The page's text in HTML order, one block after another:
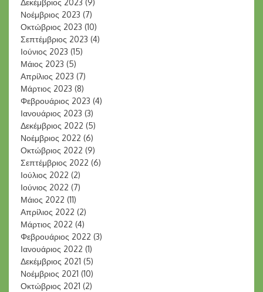
Νοέμβριος 2023 (7)
Οκτώβριος 2023 (10)
Σεπτέμβριος 2023 (4)
Ιούνιος 2023 (15)
Μάιος 2023 (5)
Απρίλιος 2023 (7)
Μάρτιος 2023 (8)
Φεβρουάριος 2023 (4)
Ιανουάριος 2023 (3)
Δεκέμβριος 2022 (5)
Νοέμβριος 2022 (6)
Οκτώβριος 2022 (9)
Σεπτέμβριος 2022 (6)
Ιούλιος 2022 (2)
Ιούνιος 2022 (7)
Μάιος 2022 (11)
Απρίλιος 2022 (2)
Μάρτιος 2022 (4)
Φεβρουάριος 2022 (3)
Ιανουάριος 2022 (1)
Δεκέμβριος 2021 (5)
Νοέμβριος 2021 (10)
Οκτώβριος 2021 (2)